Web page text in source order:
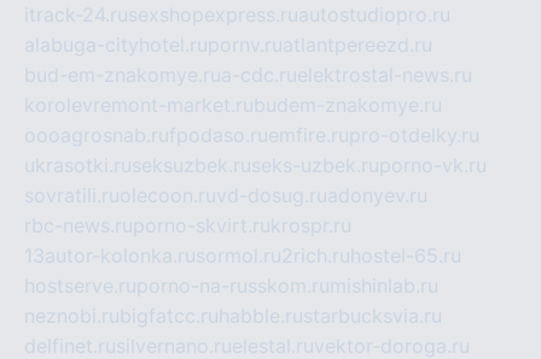
itrack-24.rusexshopexpress.ruautostudiopro.ru
alabuga-cityhotel.rupornv.ruatlantpereezd.ru
bud-em-znakomye.rua-cdc.ruelektrostal-news.ru
korolevremont-market.rubudem-znakomye.ru
oooagrosnab.rufpodaso.ruemfire.rupro-otdelky.ru
ukrasotki.ruseksuzbek.ruseks-uzbek.ruporno-vk.ru
sovratili.ruolecoon.ruvd-dosug.ruadonyev.ru
rbc-news.ruporno-skvirt.rukrospr.ru
13autor-kolonka.rusormol.ru2rich.ru hostel-65.ru
hostserve.ruporno-na-russkom.ru mishinlab.ru
neznobi.rubigfatcc.ru habble.rustarbucksvia.ru
delfinet.rusilvernano.ruelestal.ruvektor-doroga.ru